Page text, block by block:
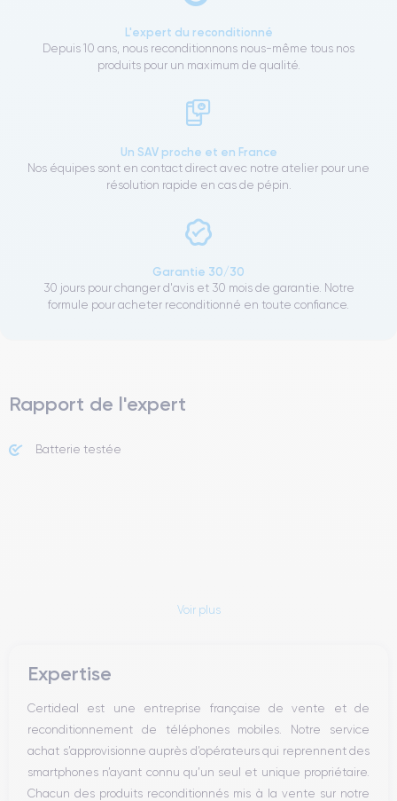
L'expert du reconditionné
Depuis 10 ans, nous reconditionnons nous-même tous nos
produits pour un maximum de qualité.
Un SAV proche et en France
Nos équipes sont en contact direct avec notre atelier pour une
résolution rapide en cas de pépin.
Garantie 30/30
30 jours pour changer d'avis et 30 mois de garantie. Notre
formule pour acheter reconditionné en toute confiance.
Rapport de l'expert
Batterie testée
Voir plus
Expertise
Certideal est une entreprise française de vente et de
reconditionnement de téléphones mobiles. Notre service
achat s’approvisionne auprès d’opérateurs qui reprennent des
smartphones n’ayant connu qu’un seul et unique propriétaire.
Chacun des produits reconditionnés mis à la vente sur notre